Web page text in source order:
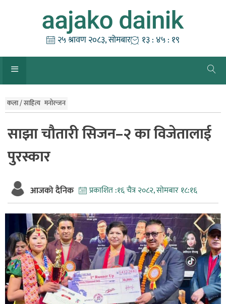
२५ श्रावण २०८३, सोमबार १३ : ४५ : २०
कला / साहित्य मनोरन्जन
साझा चौतारी सिजन–२ का विजेतालाई
पुरस्कार
आजको दैनिक प्रकाशित :१६ चैत्र २०८२, सोमबार १८:१६